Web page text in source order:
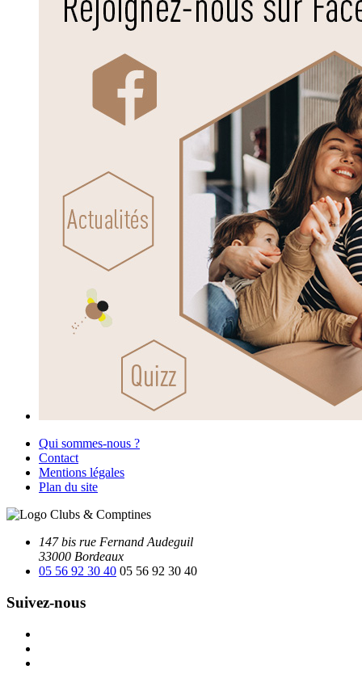
Qui sommes-nous ?
Contact
Mentions légales
Plan du site
147 bis rue Fernand Audeguil
33000 Bordeaux
05 56 92 30 40 05 56 92 30 40
Suivez-nous